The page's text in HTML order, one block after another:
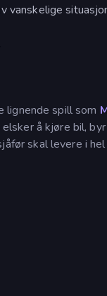
vanskelige
lignende spill som
å kjøre bil, byr
skal levere i